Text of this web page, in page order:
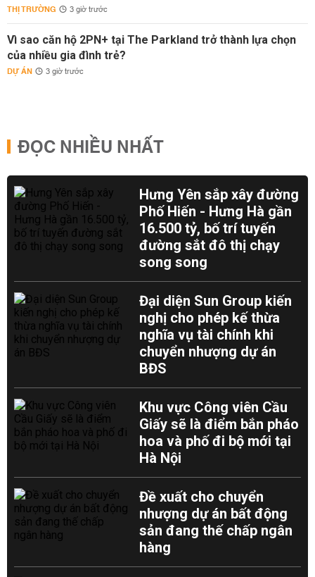
THỊ TRƯỜNG 3 giờ trước
Vì sao căn hộ 2PN+ tại The Parkland trở thành lựa chọn
của nhiều gia đình trẻ?
DỰ ÁN 3 giờ trước
ĐỌC NHIỀU NHẤT
Hưng Yên sắp xây đường
Phố Hiến - Hưng Hà gần
16.500 tỷ, bố trí tuyến
đường sắt đô thị chạy
song song
Đại diện Sun Group kiến
nghị cho phép kế thừa
nghĩa vụ tài chính khi
chuyển nhượng dự án
BĐS
Khu vực Công viên Cầu
Giấy sẽ là điểm bắn pháo
hoa và phố đi bộ mới tại
Hà Nội
Đề xuất cho chuyển
nhượng dự án bất động
sản đang thế chấp ngân
hàng